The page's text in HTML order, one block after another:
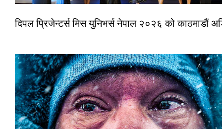
दिपल प्रिजेन्टर्स मिस युनिभर्स नेपाल २०२६ को काठमाडौं